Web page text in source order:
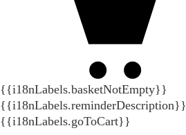
{{i18nLabels.basketNotEmpty}}
{{i18nLabels.reminderDescription}}
{{i18nLabels.goToCart}}